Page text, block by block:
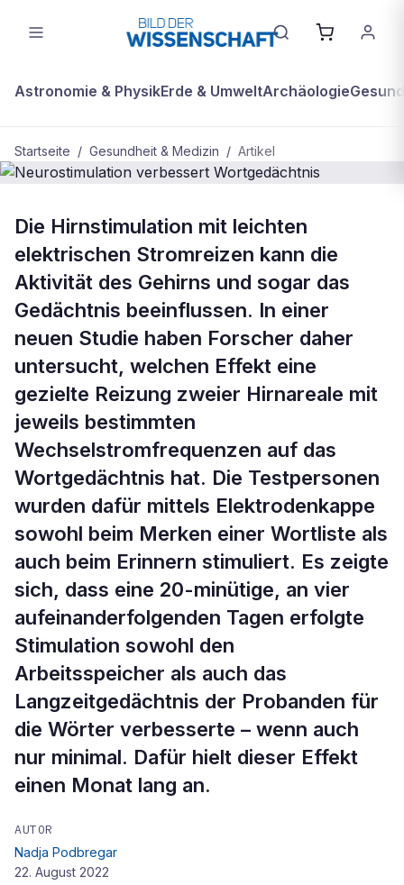
Astronomie & PhysikErde & UmweltArchäologie
Startseite / Gesundheit & Medizin / Artikel
Neurostimulation verbessert
Wortgedächtnis
Die Hirnstimulation mit leichten
elektrischen Stromreizen kann die
Aktivität des Gehirns und sogar das
Gedächtnis beeinflussen. In einer
neuen Studie haben Forscher daher
untersucht, welchen Effekt eine
gezielte Reizung zweier Hirnareale mit
jeweils bestimmten
Wechselstromfrequenzen auf das
Wortgedächtnis hat. Die Testpersonen
wurden dafür mittels Elektrodenkappe
sowohl beim Merken einer Wortliste als
auch beim Erinnern stimuliert. Es zeigte
sich, dass eine 20-minütige, an vier
aufeinanderfolgenden Tagen erfolgte
Stimulation sowohl den
Arbeitsspeicher als auch das
Langzeitgedächtnis der Probanden für
die Wörter verbesserte – wenn auch
nur minimal. Dafür hielt dieser Effekt
einen Monat lang an.
AUTOR
Nadja Podbregar
22. August 2022